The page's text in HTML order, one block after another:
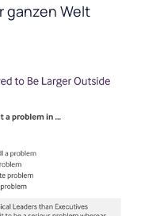
ganzen Welt